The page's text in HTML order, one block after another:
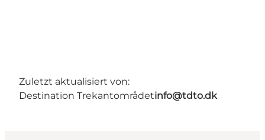
Zuletzt aktualisiert von:
Destination Trekantområdetinfo@tdto.dk